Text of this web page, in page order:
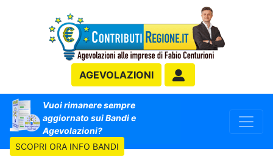
AGEVOLAZIONI
Vuoi rimanere sempre
aggiornato sui Bandi e
Agevolazioni?
SCOPRI ORA INFO BANDI